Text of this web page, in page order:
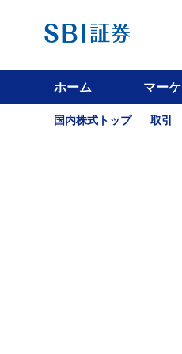
ホーム マー
国内株式トップ 取引